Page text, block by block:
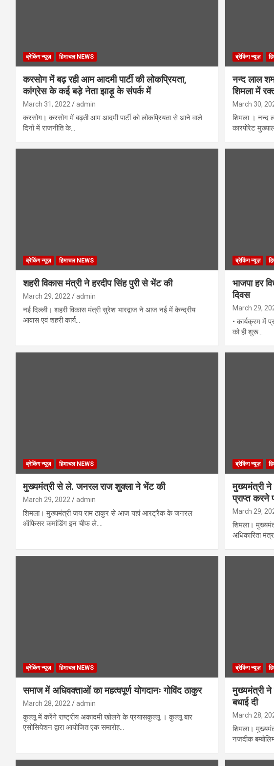
ब्रेकिंग न्यूज़ हिमाचल NEWS
करसोग में बढ़ रही आम आदमी पार्टी की लोकप्रियता,
कांग्रेस के कई बड़े नेता झाड़ू के संपर्क में
March 31, 2022 admin
करसोग। करसोग में बढ़ती आम आदमी पार्टी को लोकप्रियता से आने वाले
दिनों में राजनीति के…
ब्रेकिंग न्यूज़
नन्‍द लाल
शिमला में
March 30,
शिमला । नन्‍द
कारपोरेट
ब्रेकिंग न्यूज़ हिमाचल NEWS
शहरी विकास मंत्री ने हरदीप सिंह पुरी से भेंट की
March 29, 2022 admin
नई दिल्ली। शहरी विकास मंत्री सुरेश भारद्वाज ने आज नई में केन्द्रीय
आवास एवं शहरी कार्य…
ब्रेकिंग न्यूज़
भाजपा हर
दिवस
March 29,
• कार्यक्रम में
को ही शुरू…
ब्रेकिंग न्यूज़ हिमाचल NEWS
मुख्यमंत्री से ले. जनरल राज शुक्ला ने भेंट की
March 29, 2022 admin
शिमला। मुख्यमंत्री जय राम ठाकुर से आज यहां आरट्रैक के जनरल
ऑफिसर कमांडिंग इन चीफ ले.…
ब्रेकिंग न्यूज़
मुख्यमंत्री ने
प्राप्त करने
March 29,
शिमला।
अधिकारिता
ब्रेकिंग न्यूज़ हिमाचल NEWS
समाज में अधिवक्ताओं का महत्वपूर्ण योगदानः गोविंद ठाकुर
March 28, 2022 admin
कुल्लू में करेंगे राष्ट्रीय अकादमी खोलने के प्रयासकुल्लू । कुल्लू बार
एसोसियेशन द्वारा आयोजित एक समारोह…
ब्रेकिंग न्यूज़
मुख्यमंत्री ने
बधाई दी
March 28,
शिमला।
नजदीक